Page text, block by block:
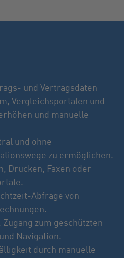
und Vertragsdaten
Vergleichsportalen und
und manuelle
und ohne
zu ermöglichen.
Drucken, Faxen oder
Abfrage von
zum geschützten
Navigation.
durch manuelle